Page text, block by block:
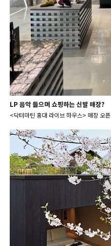
LP 음악 들으며 쇼핑하는 신발 매장?
<닥터마틴 홍대 라이브 하우스> 매장 오픈